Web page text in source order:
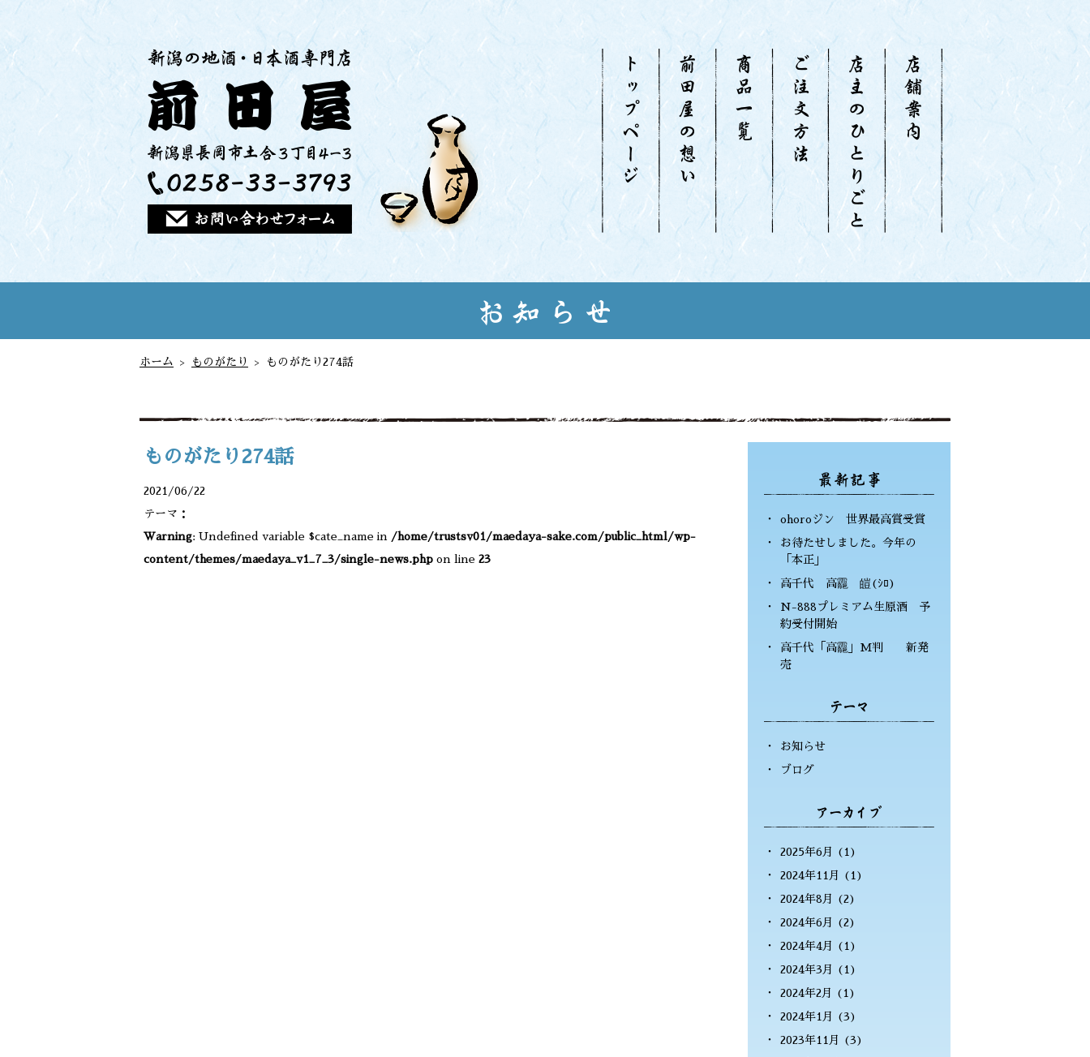
ホーム ものがたり ものがたり274話
ものがたり274話
2021/06/22
テーマ：
Warning: Undefined variable $cate_name in /home/trustsv01/maedaya-sake.com/public_html/wp-
content/themes/maedaya_v1_7_3/single-news.php on line 23
ohoroジン 世界最高賞受賞
お待たせしました。今年の
「本正」
高千代 高龗 皚(ｼﾛ)
N-888プレミアム生原酒 予
約受付開始
高千代「高龗」M判 新発
売
お知らせ
ブログ
2025年6月 (1)
2024年11月 (1)
2024年8月 (2)
2024年6月 (2)
2024年4月 (1)
2024年3月 (1)
2024年2月 (1)
2024年1月 (3)
2023年11月 (3)